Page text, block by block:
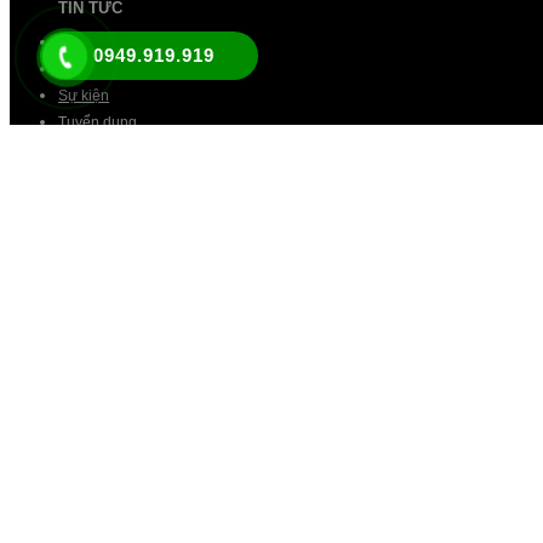
TIN TỨC
Tin tức chung
Khuyến mãi
Sự kiện
Tuyển dụng
0949.919.919